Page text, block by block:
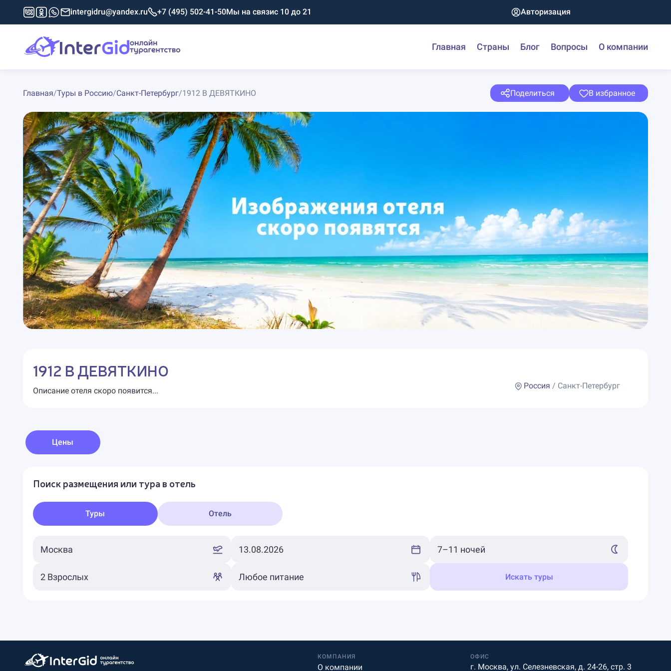
intergidru@yandex.ru +7 (495) 502-41-50Мы на связис 10 до 21 Авторизация
Главная Страны Блог Вопросы О компании
Главная/Туры в Россию/Санкт-Петербург/1912 В ДЕВЯТКИНО Поделиться В избранное
1912 В ДЕВЯТКИНО
Описание отеля скоро появится...
Россия / Санкт-Петербург
Цены
Поиск размещения или тура в отель
Туры Отель
Искать туры
КОМПАНИЯ
О компании
ОФИС
г. Москва, ул. Селезневская, д. 24-26, стр. 3